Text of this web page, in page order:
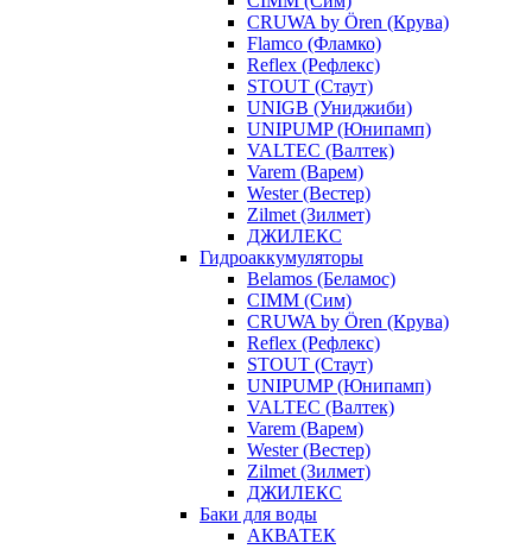
CRUWA by Ören (Крува)
Flamco (Фламко)
Reflex (Рефлекс)
STOUT (Стаут)
UNIGB (Униджиби)
UNIPUMP (Юнипамп)
VALTEC (Валтек)
Varem (Варем)
Wester (Вестер)
Zilmet (Зилмет)
ДЖИЛЕКС
Гидроаккумуляторы
Belamos (Беламос)
CIMM (Сим)
CRUWA by Ören (Крува)
Reflex (Рефлекс)
STOUT (Стаут)
UNIPUMP (Юнипамп)
VALTEC (Валтек)
Varem (Варем)
Wester (Вестер)
Zilmet (Зилмет)
ДЖИЛЕКС
Баки для воды
АКВАТЕК